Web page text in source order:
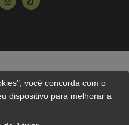
você concorda com o
dispositivo para melhorar a